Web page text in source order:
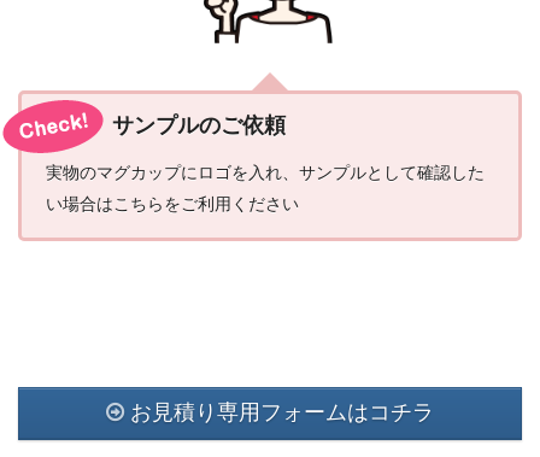
サンプルのご依頼
実物のマグカップにロゴを入れ、サンプルとして確認した
い場合はこちらをご利用ください
お見積り専用フォームはコチラ